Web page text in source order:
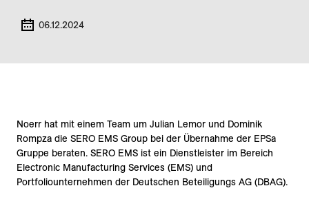
06.12.2024
Noerr hat mit einem Team um Julian Lemor und Dominik
Rompza die SERO EMS Group bei der Übernahme der EPSa
Gruppe beraten. SERO EMS ist ein Dienstleister im Bereich
Electronic Manufacturing Services (EMS) und
Portfoliounternehmen der Deutschen Beteiligungs AG (DBAG).